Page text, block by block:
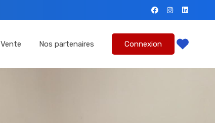
Vente Nos partenaires Connexion